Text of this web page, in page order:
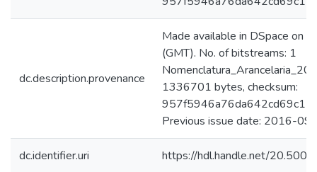
dc.description.provenance
Made available in DSpace
(GMT). No. of bitstreams: 1
1336701 bytes, checksum:
Previous issue date: 2016-
dc.identifier.uri https://hdl.handle.net/